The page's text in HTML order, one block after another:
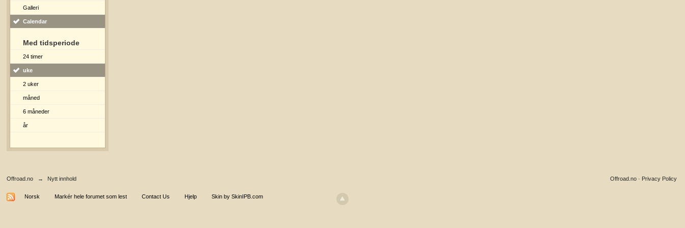
Galleri
Calendar
Med tidsperiode
24 timer
uke
2 uker
måned
6 måneder
år
Offroad.no → Nytt innhold Privacy Policy
Offroad.no ·
Norsk Markér hele forumet som lest Contact Us Hjelp Skin by SkinIPB.com